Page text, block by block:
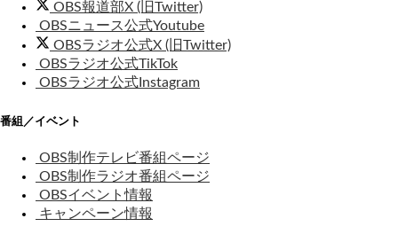
OBS報道部X (旧Twitter)
OBSニュース公式Youtube
OBSラジオ公式X (旧Twitter)
OBSラジオ公式TikTok
OBSラジオ公式Instagram
番組／イベント
OBS制作テレビ番組ページ
OBS制作ラジオ番組ページ
OBSイベント情報
キャンペーン情報